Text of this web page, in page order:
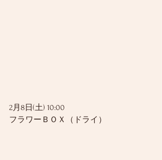
2月8日(土) 10:00
フラワーＢＯＸ（ドライ）